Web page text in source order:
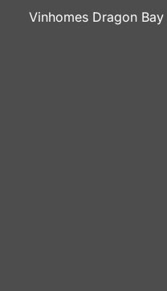
Vinhomes Dragon Bay